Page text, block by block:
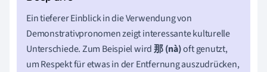
Ein tieferer Einblick in die Verwendung von
Demonstrativpronomen zeigt interessante kulturelle
Unterschiede. Zum Beispiel wird那 (nà)oft genutzt,
um Respekt für etwas in der Entfernung auszudrücken,